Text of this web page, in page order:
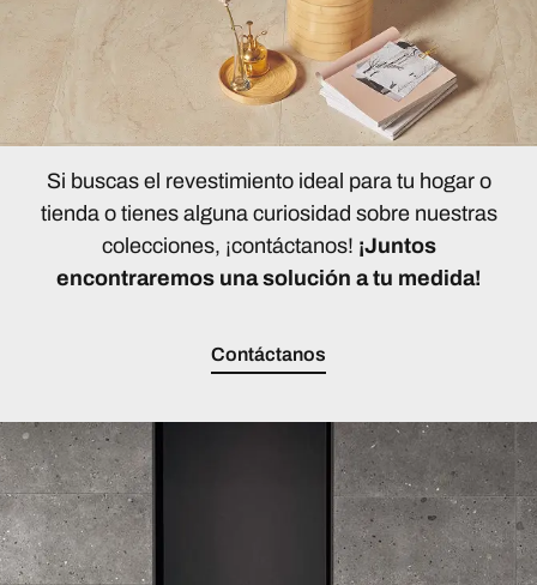
Si buscas el revestimiento ideal para tu hogar o
tienda o tienes alguna curiosidad sobre nuestras
colecciones, ¡contáctanos! ¡Juntos
encontraremos una solución a tu medida!
Contáctanos